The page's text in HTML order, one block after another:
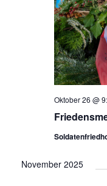
Oktober 26 @
November 2025